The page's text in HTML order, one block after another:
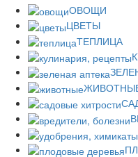
ОВОЩИ
ЦВЕТЫ
ТЕПЛИЦА